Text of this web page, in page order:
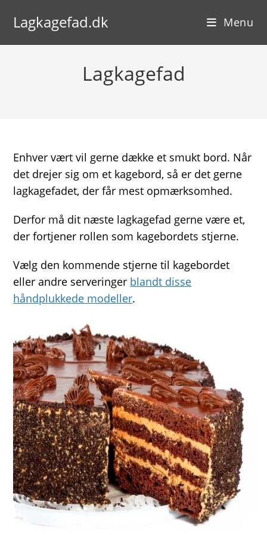
content
Lagkagefad.dk Menu
Lagkagefad
Enhver vært vil gerne dække et smukt bord. Når
det drejer sig om et kagebord, så er det gerne
lagkagefadet, der får mest opmærksomhed.
Derfor må dit næste lagkagefad gerne være et,
der fortjener rollen som kagebordets stjerne.
Vælg den kommende stjerne til kagebordet
eller andre serveringer blandt disse
håndplukkede modeller.